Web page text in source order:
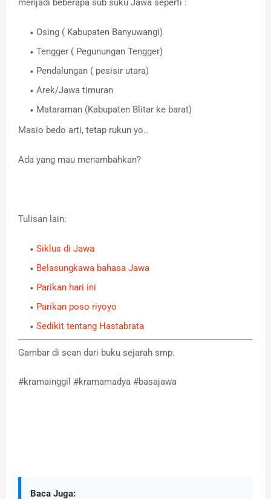
menjadi beberapa sub suku Jawa seperti :
Osing ( Kabupaten Banyuwangi)
Tengger ( Pegunungan Tengger)
Pendalungan ( pesisir utara)
Arek/Jawa timuran
Mataraman (Kabupaten Blitar ke barat)
Masio bedo arti, tetap rukun yo..
Ada yang mau menambahkan?
Tulisan lain:
Siklus di Jawa
Belasungkawa bahasa Jawa
Parikan hari ini
Parikan poso riyoyo
Sedikit tentang Hastabrata
Gambar di scan dari buku sejarah smp.
#kramainggil #kramamadya #basajawa
Baca Juga: